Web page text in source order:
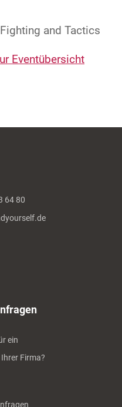
and Tactics
Eventübersicht
64 80
ein
Firma?